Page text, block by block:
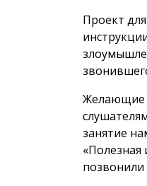
Проект
Желающие
занятие
«Полезная
позвонили